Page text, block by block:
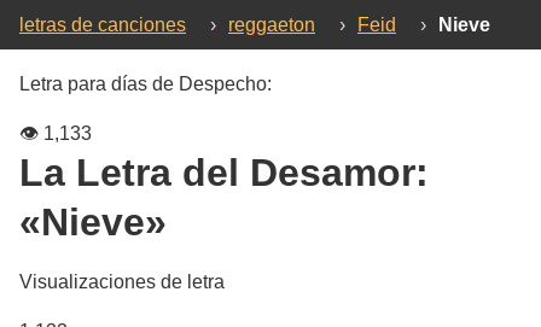
letras de canciones › reggaeton › Feid › Nieve
Letra para días de Despecho:
👁️ 1,133
La Letra del Desamor:
«Nieve»
Visualizaciones de letra